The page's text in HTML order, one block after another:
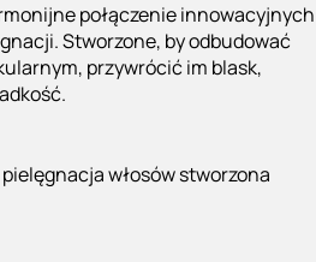
połączenie innowacyjnych
Stworzone, by odbudować
przywrócić im blask,
włosów stworzona